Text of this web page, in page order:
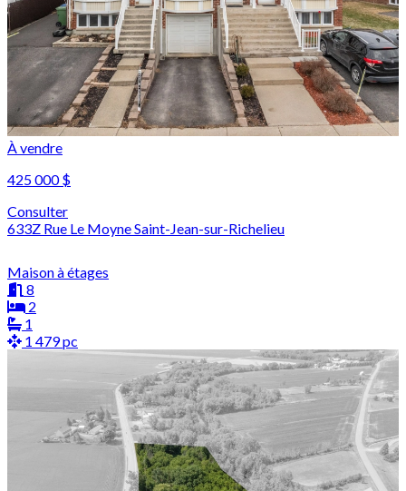
À vendre
425 000 $
Consulter
633Z Rue Le Moyne Saint-Jean-sur-Richelieu
Maison à étages
8
2
1
1 479 pc